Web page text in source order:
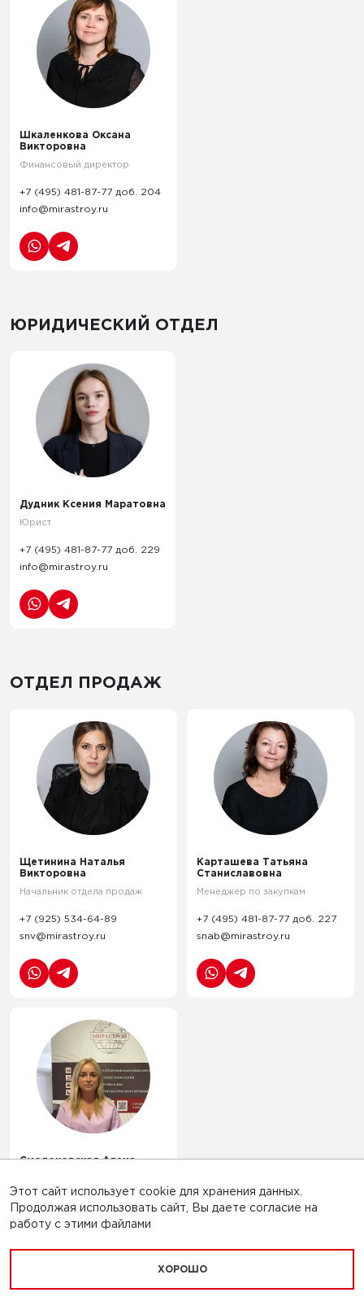
Шкаленкова Оксана
Викторовна
Финансовый директор
+7 (495) 481-87-77 доб. 204
info@mirastroy.ru
Шкаленкова Оксана
Викторовна
Финансовый директор
+7 (495) 481-87-77 доб. 204
ЮРИДИЧЕСКИЙ ОТДЕЛ
Дудник Ксения Маратовна
Юрист
+7 (495) 481-87-77 доб. 229
info@mirastroy.ru
Дудник Ксения
Маратовна
Юрист
+7 (495) 481-87-77 доб. 229
ОТДЕЛ ПРОДАЖ
Щетинина Наталья
Викторовна
Начальник отдела продаж
+7 (925) 534-64-89
snv@mirastroy.ru
Щетинина Наталья
Викторовна
Начальник отдела продаж
+7 (925) 534-64-89
Карташева Татьяна
Станиславовна
Менеджер по закупкам
+7 (495) 481-87-77 доб. 227
snab@mirastroy.ru
Карташева Татьяна
Станиславовна
Менеджер по закупкам
+7 (495) 481-87-77 доб. 227
Смолоковская Алена
Делопроизводитель
+7 (495) 481-87-77
Смолоковская Алена
Игоревна
Делопроизводитель
+7 (495) 481-87-77
Этот сайт использует cookie для хранения данных.
Продолжая использовать сайт, Вы даете согласие на
работу с этими файлами
ХОРОШО